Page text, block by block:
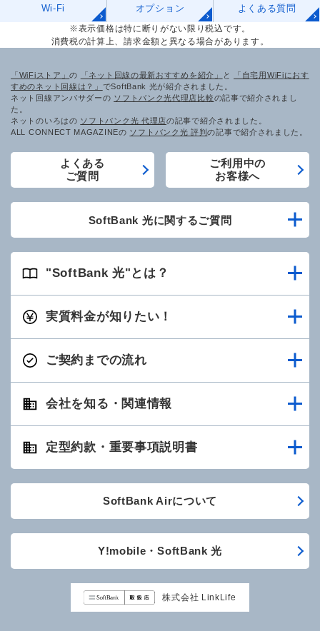
Wi-Fi オプション よくある質問
※表示価格は特に断りがない限り税込です。
消費税の計算上、請求金額と異なる場合があります。
「WiFiストア」の 「ネット回線の最新おすすめを紹介」 と
「自宅用WiFiにおす
すめのネット回線は？」 でSoftBank 光が紹介されました。
ネット回線アンバサダーの ソフトバンク光代理店比較の記事で紹介されまし
た。
ネットのいろはの ソフトバンク光 代理店の記事で紹介されました。
ALL CONNECT MAGAZINEの ソフトバンク光 評判の記事で紹介されました。
よくある
ご質問
ご利用中の
お客様へ
SoftBank 光に関するご質問
"SoftBank 光"とは？
実質料金が知りたい！
ご契約までの流れ
会社を知る・関連情報
定型約款・重要事項説明書
SoftBank Airについて
Y!mobile・SoftBank 光
株式会社 LinkLife